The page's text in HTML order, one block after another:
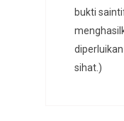
bukti
sihat.)